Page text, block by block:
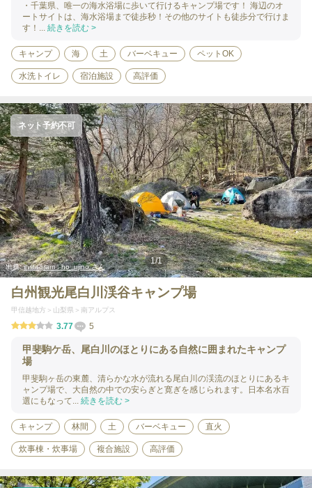
・千葉県、唯一の海水浴場に歩いて行けるキャンプ場です！ 海辺のオ
ートサイトは、海水浴場まで徒歩秒！その他のサイトも徒歩分で行けま
す！... 続きを読む >
キャンプ 海 土 バーベキュー ペットOK
水洗トイレ 宿泊施設 高評価
出典:instagram : ho_ujino さん
1/1
ネット予約不可
白州観光尾白川渓谷キャンプ場
甲信越地方 山梨県 南アルプス
3.77 5
甲斐駒ケ岳、尾白川のほとりにある自然に囲まれたキャンプ
場
甲斐駒ヶ岳の東麓、清らかな水が流れる尾白川の渓流のほとりにあるキ
ャンプ場で、大自然の中での安らぎと寛ぎを感じられます。日本名水百
選にもなって... 続きを読む >
キャンプ 林間 土 バーベキュー 直火
炊事棟・炊事場 複合施設 高評価